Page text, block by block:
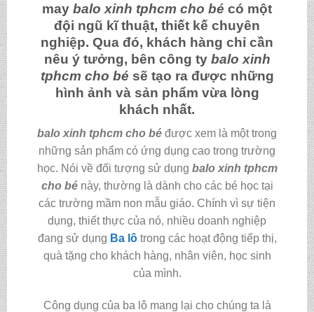
may balo xinh tphcm cho bé có một
đội ngũ kĩ thuật, thiết kế chuyên
nghiệp. Qua đó, khách hàng chỉ cần
nêu ý tưởng, bên công ty balo xinh
tphcm cho bé sẽ tạo ra được những
hình ảnh và sản phẩm vừa lòng
khách nhất.
balo xinh tphcm cho bé được xem là một trong
những sản phẩm có ứng dụng cao trong trường
học. Nói về đối tượng sử dụng balo xinh tphcm
cho bé này, thường là dành cho các bé học tại
các trường mầm non mẫu giáo. Chính vì sự tiện
dụng, thiết thực của nó, nhiều doanh nghiệp
đang sử dụng Ba lôtrong các hoạt động tiếp thị,
quà tặng cho khách hàng, nhân viên, học sinh
của mình.
Công dụng của ba lô mang lại cho chúng ta là